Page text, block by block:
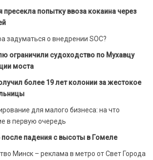
пресекла попытку ввоза кокаина через
задуматься о внедрении SOC?
ограничили судоходство по Мухавцу
моста
более 19 лет колонии за жестокое
для малого бизнеса: на что
в первую очередь
после падения с высоты в Гомеле
Минск – реклама в метро от Свет Города